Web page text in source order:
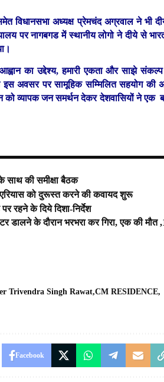
विधानसभा अध्यक्ष प्रेमचंद अग्रवाल ने भी
पर नागबगड में स्थानीय लोगो ने दीये से
का उद्देश्य, हमारी एकता और साझे
अवसर पर सामूहिक सम्मिलित सहयोग की
को व्यापक जन समर्थन देकर देशवासियों ने एक
साथ की समीक्षा बैठक
को दुरूस्त करने की कवायद शुरू
रहने के दिये दिशा-निर्देश
डालने के दौरान भरभरा कर गिरा, एक की मौत
Trivendra Singh Rawat CM RESIDENCE
Facebook